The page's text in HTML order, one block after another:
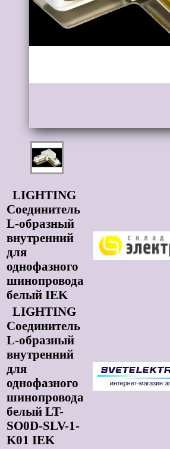
LIGHTING
Соединитель
L-образный
внутренний
для
однофазного
шинопровода
белый IEK
LIGHTING
Соединитель
L-образный
внутренний
для
однофазного
шинопровода
белый LT-
SO0D-SLV-1-
K01 IEK